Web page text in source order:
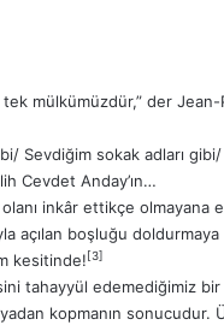
p
n
d
tek mülkümüzdür,” der
Sevdiğim sokak adları
Cevdet Anday’ın…
olanı inkâr ettikçe
açılan boşluğu doldurmaya
kesitinde! [3]
tahayyül edemediğimiz bir
kopmanın